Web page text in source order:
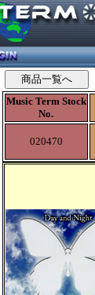
Music Term Stock
No.
020470